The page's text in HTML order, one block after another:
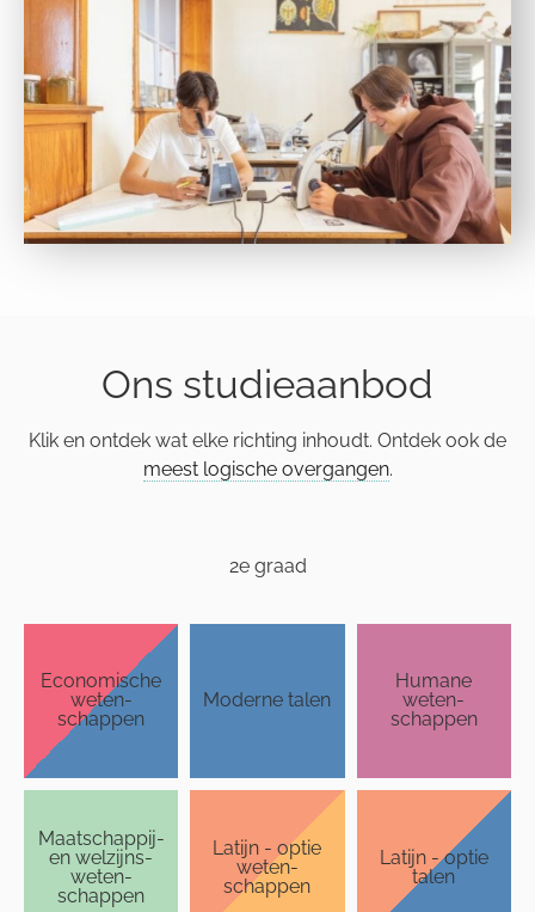
Ons studieaanbod
Klik en ontdek wat elke richting inhoudt. Ontdek ook de
meest logische overgangen.
2e graad
Econo­mische
weten­
schappen
Moderne talen
Humane
weten­
schappen
Maatschappij-
en welzijns­
weten­
schappen
Latijn - optie
weten­
schappen
Latijn - optie
talen